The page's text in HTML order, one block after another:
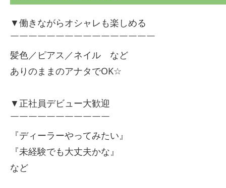
▼働きながらオシャレも楽しめる
￣￣￣￣￣￣￣￣￣￣￣￣￣￣￣￣
髪色／ピアス／ネイル など
ありのままのアナタでOK☆
▼正社員デビュー大歓迎
￣￣￣￣￣￣￣￣￣￣￣
『ディーラーやってみたい』
『未経験でも大丈夫かな』
など